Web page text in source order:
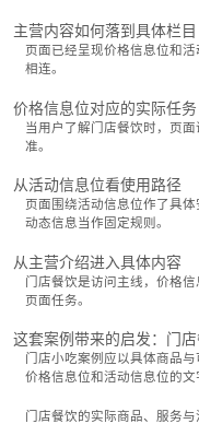
主营内容如何落到具体栏目
页面已经呈现价格信息位和
相连。
价格信息位对应的实际任务
当用户了解门店餐饮时，页
准。
从活动信息位看使用路径
页面围绕活动信息位作了具
动态信息当作固定规则。
从主营介绍进入具体内容
门店餐饮是访问主线，价格
页面任务。
这套案例带来的启发：门
门店小吃案例应以具体商品
价格信息位和活动信息位的文
门店餐饮的实际商品、服务与